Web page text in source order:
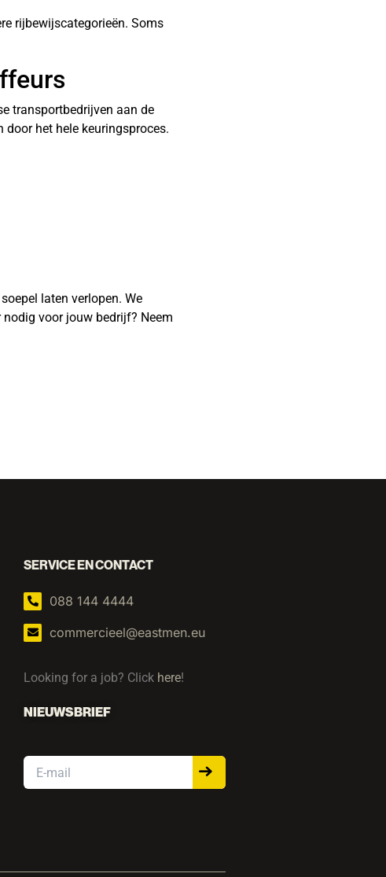
rijbewijscategorieën. Soms
transportbedrijven aan de
door het hele keuringsproces.
laten verlopen. We
voor jouw bedrijf? Neem
SERVICE EN CONTACT
088 144 4444
commercieel@eastmen.eu
Looking for a job? Click here!
NIEUWSBRIEF